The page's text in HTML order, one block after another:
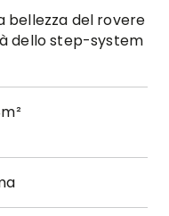
bellezza del rovere
dello step-system